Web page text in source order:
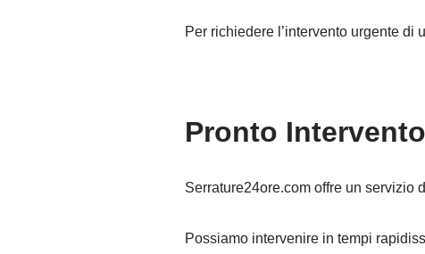
Per richiedere l’intervento urgente di
Pronto
Serrature24ore.com offre un servizio
Possiamo intervenire in tempi